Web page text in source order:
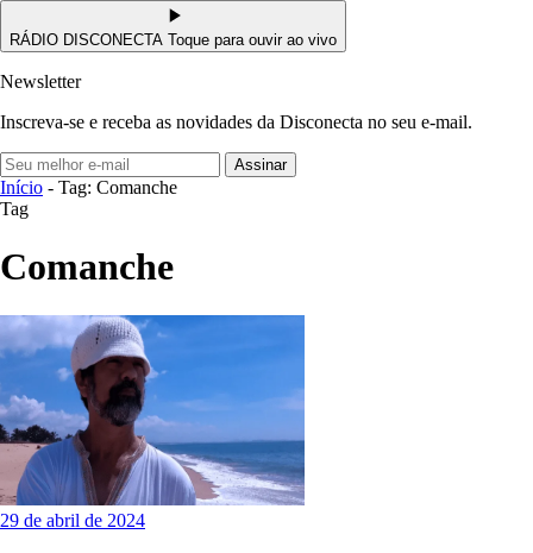
RÁDIO DISCONECTA Toque para ouvir ao vivo
Newsletter
Inscreva-se e receba as novidades da Disconecta no seu e-mail.
Assinar
Início - Tag: Comanche
Tag
Comanche
29 de abril de 2024